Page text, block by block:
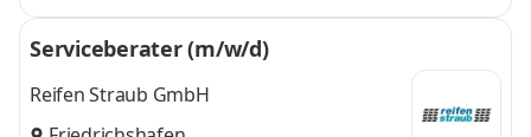
Serviceberater (m/w/d)
Reifen Straub GmbH